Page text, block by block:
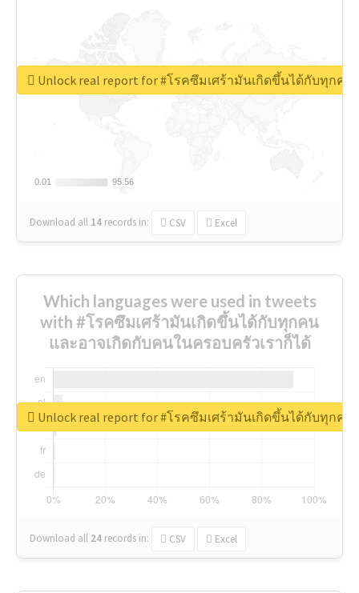
0.01
0.01 95.56
95.56
Download all 14 records in: CSV Excel
Unlock real report for #โรคซึมเศร้ามันเกิดขึ้นได้กับทุกค
Which languages were used in tweets
with #โรคซึมเศร้ามันเกิดขึ้นได้กับทุกคน
และอาจเกิดกับคนในครอบครัวเราก็ได้
Download all 24 records in: CSV Excel
Unlock real report for #โรคซึมเศร้ามันเกิดขึ้นได้กับทุกค